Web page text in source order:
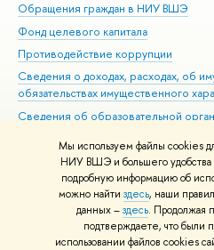
Мы используем файлы cookies
НИУ ВШЭ и большего удобства
подробную информацию об
можно найти здесь, наши
данных –здесь. Продолжая
подтверждаете, что были
использовании файлов cookies
Обращения граждан в НИУ ВШЭ
Фонд целевого капитала
Противодействие коррупции
Сведения о доходах, расходах, об
обязательствах имущественного
Сведения об образовательной
Людям с ограниченными
Единая платежная страница
Работа в Вышке
© НИУ ВШЭ 1993–2026 Адреса и